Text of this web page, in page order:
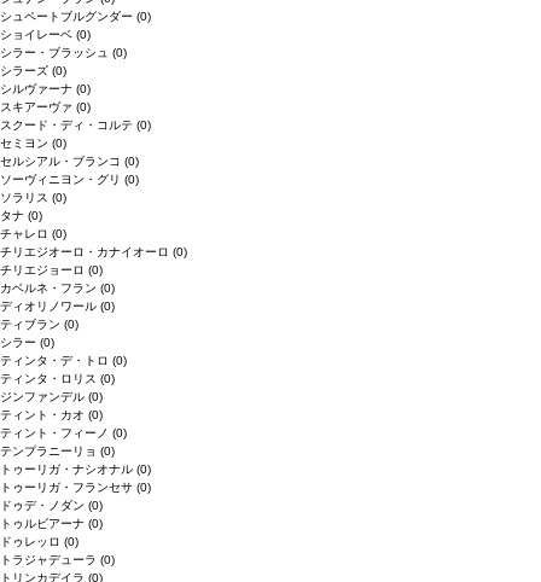
シュペートブルグンダー (0)
ショイレーベ (0)
シラー・ブラッシュ (0)
シラーズ (0)
シルヴァーナ (0)
スキアーヴァ (0)
スクード・ディ・コルテ (0)
セミヨン (0)
セルシアル・ブランコ (0)
ソーヴィニヨン・グリ (0)
ソラリス (0)
タナ (0)
チャレロ (0)
チリエジオーロ・カナイオーロ (0)
チリエジョーロ (0)
カベルネ・フラン (0)
ディオリノワール (0)
ティブラン (0)
シラー (0)
ティンタ・デ・トロ (0)
ティンタ・ロリス (0)
ジンファンデル (0)
ティント・カオ (0)
ティント・フィーノ (0)
テンプラニーリョ (0)
トゥーリガ・ナシオナル (0)
トゥーリガ・フランセサ (0)
ドゥデ・ノダン (0)
トゥルビアーナ (0)
ドゥレッロ (0)
トラジャデューラ (0)
トリンカデイラ (0)